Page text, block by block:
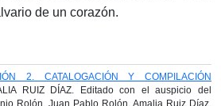
de un corazón.
2. CATALOGACIÓN Y COMPILACIÓN
RUIZ DÍAZ. Editado con el auspicio del
Rolón, Juan Pablo Rolón, Amalia Ruiz Díaz,